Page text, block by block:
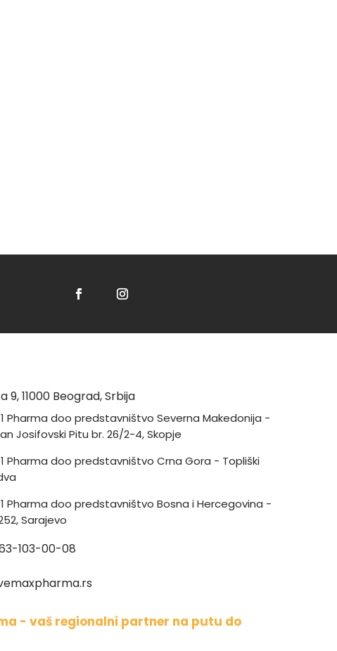
9, 11000 Beograd, Srbija
Pharma doo predstavništvo Severna Makedonija -
Josifovski Pitu br. 26/2-4, Skopje
Pharma doo predstavništvo Crna Gora - Topliški
Pharma doo predstavništvo Bosna i Hercegovina -
Sarajevo
103-00-08
- vaš regionalni partner na putu do